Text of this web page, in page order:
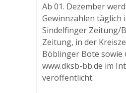
Ab 01. Dezember
Gewinnzahlen täglich
Sindelfinger Zeitung/
Zeitung, in der
Böblinger Bote sowie
www.dksb-bb.de im
veröffentlicht.